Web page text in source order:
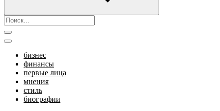
бизнес
финансы
первые лица
мнения
стиль
биографии